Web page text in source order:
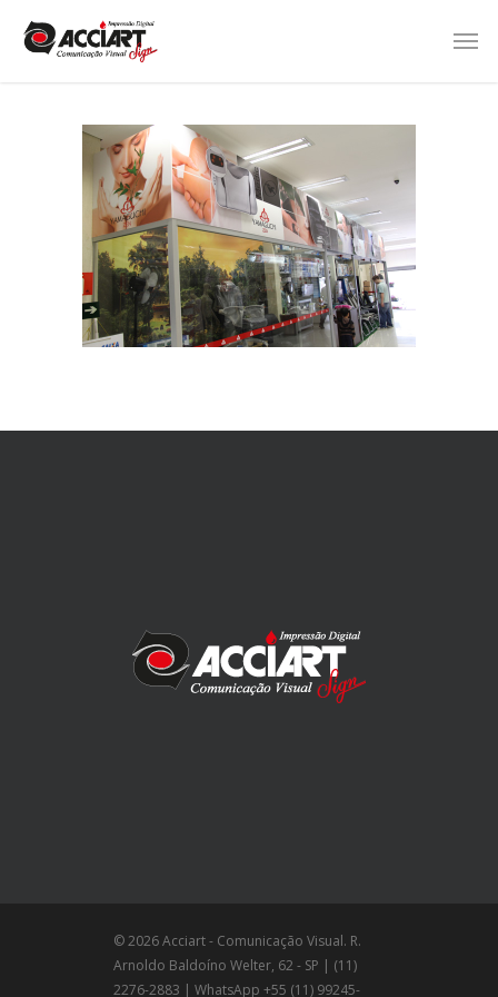
© 2026 Acciart - Comunicação Visual. R.
Arnoldo Baldoíno Welter, 62 - SP | (11)
2276-2883 | WhatsApp +55 (11) 99245-